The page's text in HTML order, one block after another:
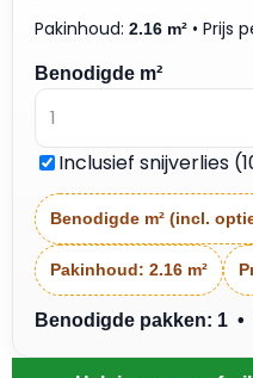
Pakinhoud: 2.16 m² • Prijs
Benodigde m²
Inclusief snijverlies
Benodigde m² (incl.
Pakinhoud: 2.16 m²
Benodigde pakken: 1 •